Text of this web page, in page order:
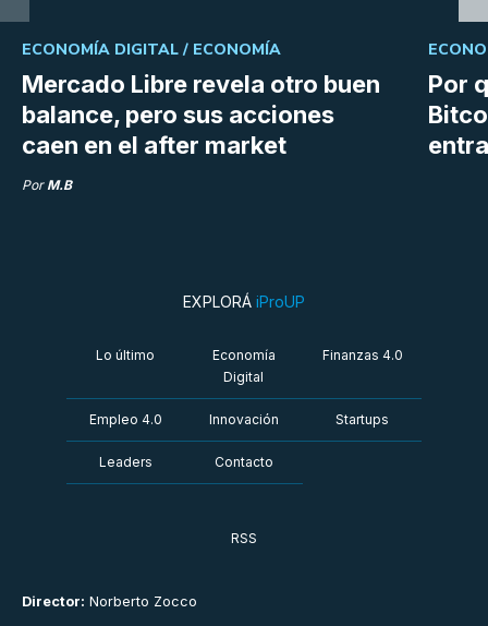
Mercado Libre revela otro buen
balance, pero sus acciones
caen en el after market
ECONOMÍA DIGITAL / ECONOMÍA
Por M.B
Por
Director: Norberto Zocco
EXPLORÁ iProUP
Lo último
Economía
Digital
Finanzas 4.0
Empleo 4.0 Innovación Startups
Leaders Contacto
RSS